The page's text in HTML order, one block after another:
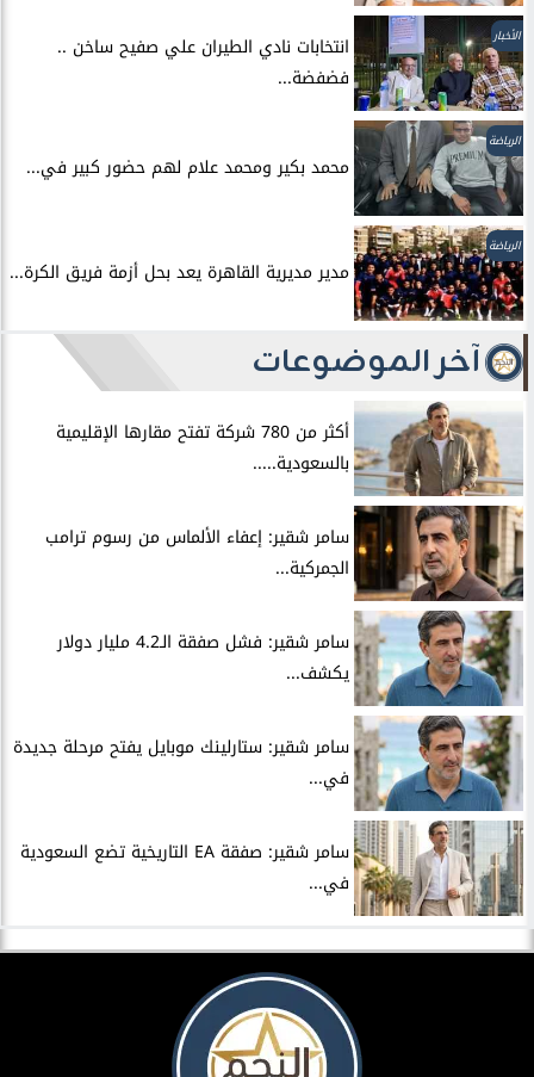
الأخبار
انتخابات نادي الطيران علي صفيح ساخن ..
فضفضة...
الرياضة
محمد بكير ومحمد علام لهم حضور كبير في...
الرياضة
مدير مديرية القاهرة يعد بحل أزمة فريق الكرة...
آخر الموضوعات
أكثر من 780 شركة تفتح مقارها الإقليمية
بالسعودية.....
سامر شقير: إعفاء الألماس من رسوم ترامب
الجمركية...
سامر شقير: فشل صفقة الـ4.2 مليار دولار
يكشف...
سامر شقير: ستارلينك موبايل يفتح مرحلة جديدة
في...
سامر شقير: صفقة EA التاريخية تضع السعودية
في...